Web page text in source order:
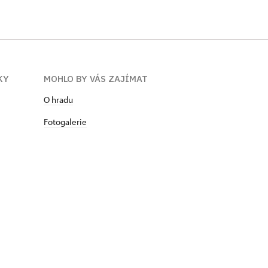
MOHLO BY VÁS ZAJÍMAT
O hradu
Fotogalerie